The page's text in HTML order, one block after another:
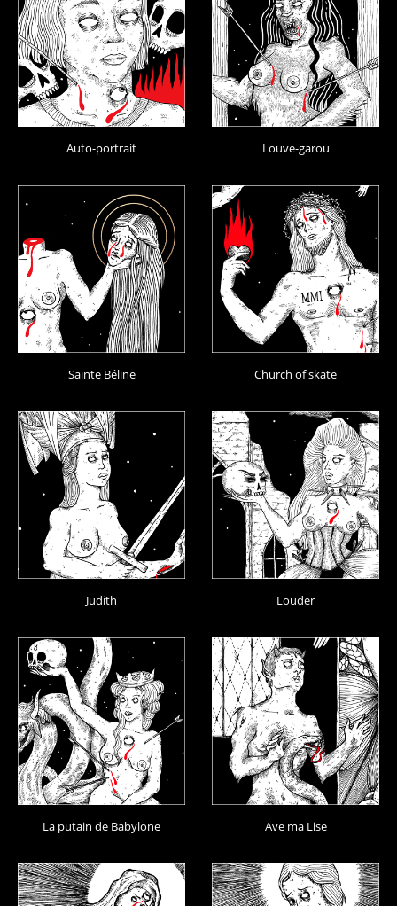
Auto-portrait Louve-garou
Sainte Béline Church of skate
Judith Louder
La putain de Babylone Ave ma Lise